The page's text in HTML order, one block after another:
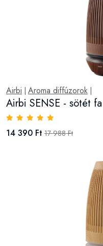
Airbi Aroma diffúzorok
Airbi SENSE - sötét fa
14 390 Ft 17 988 Ft